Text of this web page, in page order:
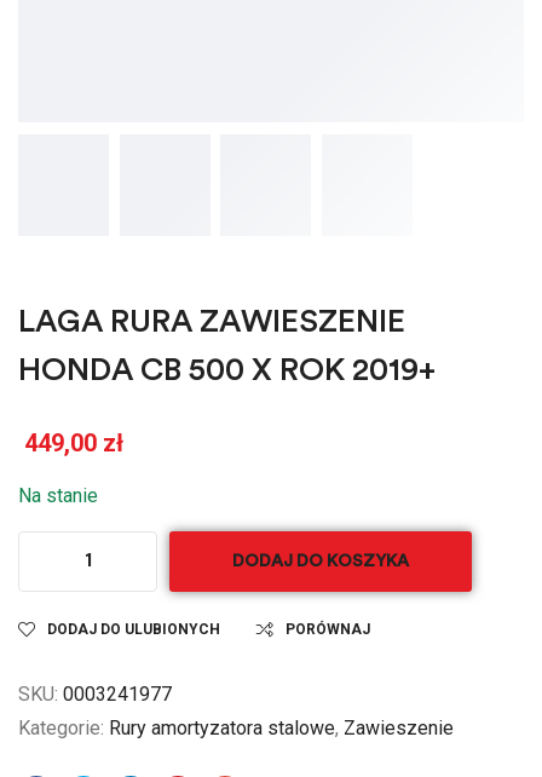
LAGA RURA ZAWIESZENIE
HONDA CB 500 X ROK 2019+
449,00 zł
Na stanie
DODAJ DO KOSZYKA
DODAJ DO ULUBIONYCH PORÓWNAJ
SKU: 0003241977
Kategorie: Rury amortyzatora stalowe, Zawieszenie